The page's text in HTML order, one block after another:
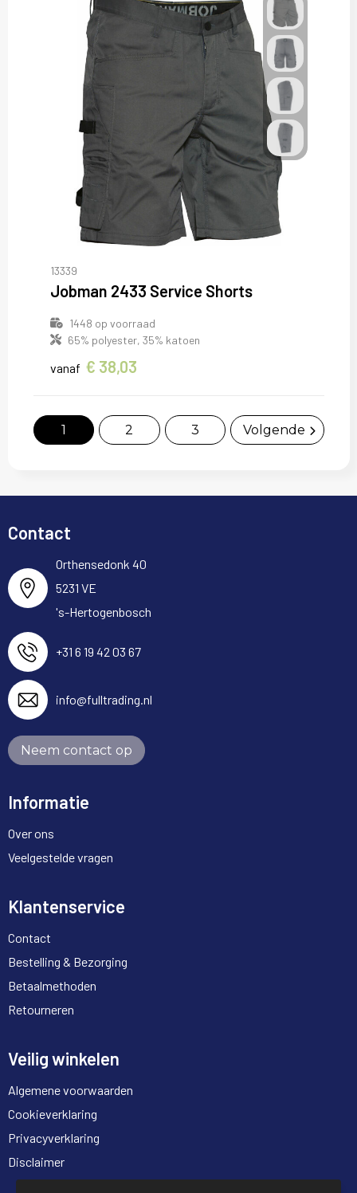
13339
Jobman 2433 Service Shorts
1448 op voorraad
65% polyester, 35% katoen
vanaf € 38,03
1 2 3 Volgende
Contact
Orthensedonk 40
5231 VE
's-Hertogenbosch
+31 6 19 42 03 67
info@fulltrading.nl
Neem contact op
Informatie
Over ons
Veelgestelde vragen
Klantenservice
Contact
Bestelling & Bezorging
Betaalmethoden
Retourneren
Veilig winkelen
Algemene voorwaarden
Cookieverklaring
Privacyverklaring
Disclaimer